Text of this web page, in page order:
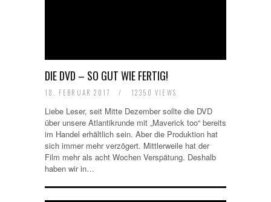
DIE DVD – SO GUT WIE FERTIG!
18. FEBRUAR 2017 / 12350 VIEWS
Liebe Leser, seit Mitte Dezember sollte die DVD
über unsere Atlantikrunde mit „Maverick too“ bereits
im Handel erhältlich sein. Aber die Produktion hat
sich immer mehr verzögert. Mittlerweile hat der
Film mehr als acht Wochen Verspätung. Deshalb
haben wir in…